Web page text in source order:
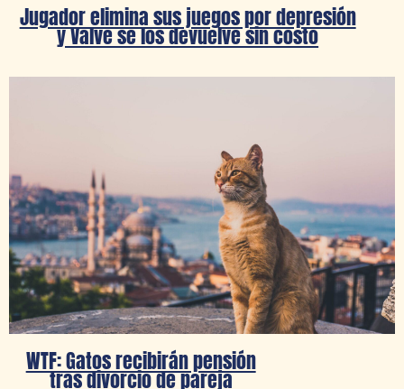
Jugador elimina sus juegos por depresión
y Valve se los devuelve sin costo
WTF: Gatos recibirán pensión
tras divorcio de pareja